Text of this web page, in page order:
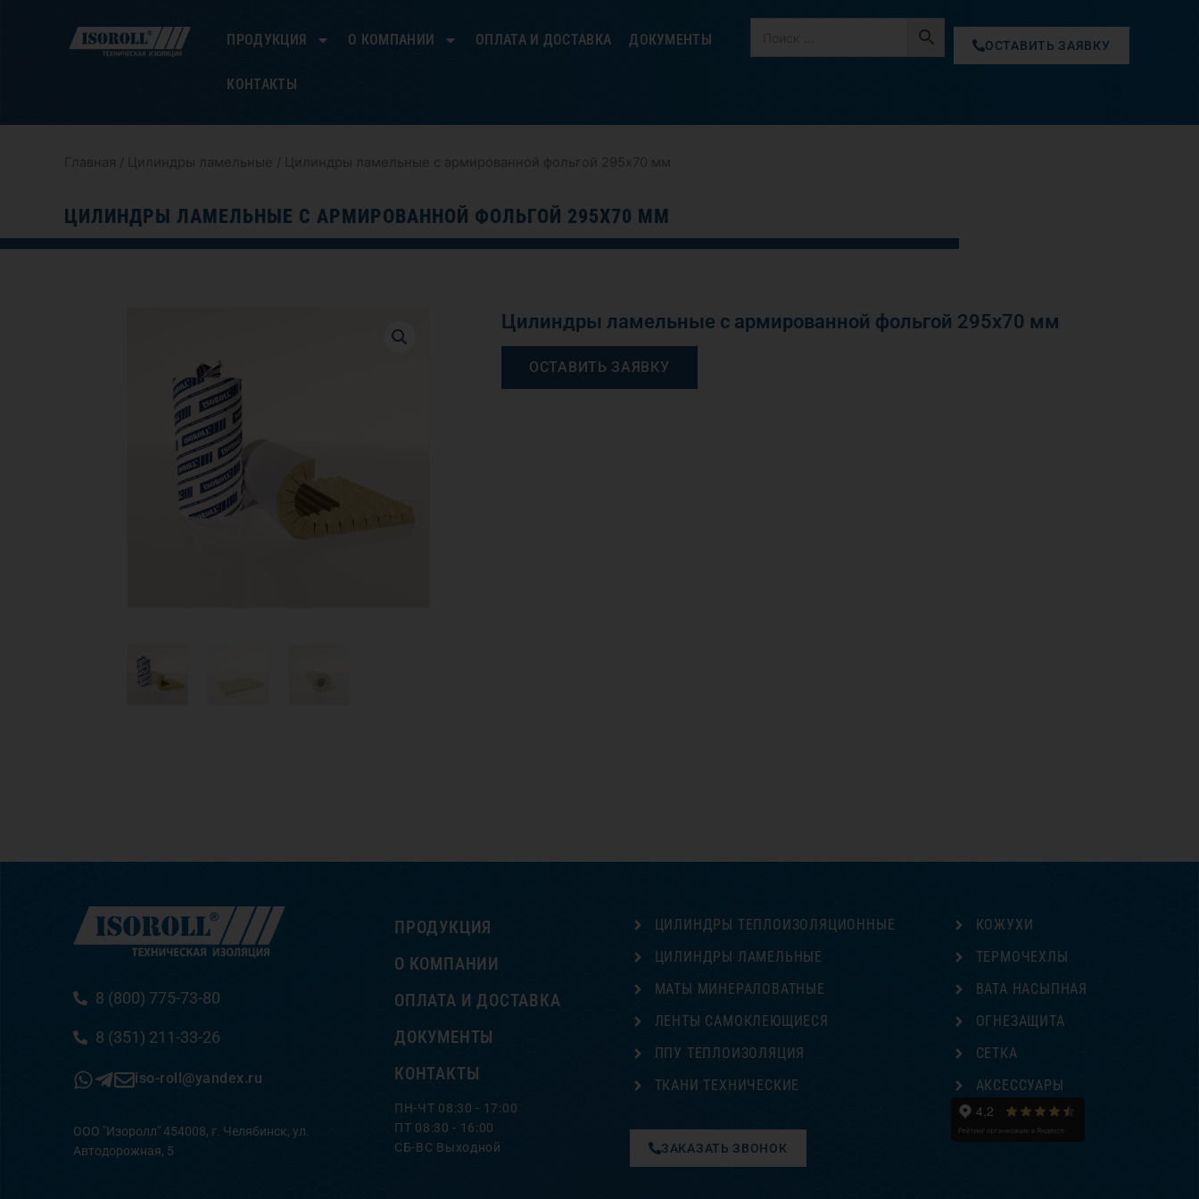
ПРОДУКЦИЯ О КОМПАНИИ ОПЛАТА И ДОСТАВКА ДОКУМЕНТЫ
КОНТАКТЫ
ОСТАВИТЬ ЗАЯВКУ
Главная / Цилиндры ламельные / Цилиндры ламельные с армированной фольгой 295х70 мм
ЦИЛИНДРЫ ЛАМЕЛЬНЫЕ С АРМИРОВАННОЙ ФОЛЬГОЙ 295Х70 ММ
Цилиндры ламельные с армированной фольгой 295х70 мм
ОСТАВИТЬ ЗАЯВКУ
8 (800) 775-73-80
8 (351) 211-33-26
iso-roll@yandex.ru
ООО "Изоролл" 454008, г. Челябинск, ул.
Автодорожная, 5
ПРОДУКЦИЯ
О КОМПАНИИ
ОПЛАТА И ДОСТАВКА
ДОКУМЕНТЫ
КОНТАКТЫ
ПН-ЧТ 08:30 - 17:00
ПТ 08:30 - 16:00
СБ-ВС Выходной
ЦИЛИНДРЫ ТЕПЛОИЗОЛЯЦИОННЫЕ
ЦИЛИНДРЫ ЛАМЕЛЬНЫЕ
МАТЫ МИНЕРАЛОВАТНЫЕ
ЛЕНТЫ САМОКЛЕЮЩИЕСЯ
ППУ ТЕПЛОИЗОЛЯЦИЯ
ТКАНИ ТЕХНИЧЕСКИЕ
ЗАКАЗАТЬ ЗВОНОК
КОЖУХИ
ТЕРМОЧЕХЛЫ
ВАТА НАСЫПНАЯ
ОГНЕЗАЩИТА
СЕТКА
АКСЕССУАРЫ